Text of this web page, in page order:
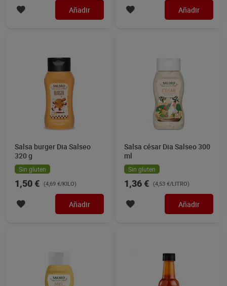
Añadir Añadir
Salsa burger Dia Salseo
320 g
Sin gluten
1,50 € (4,69 €/KILO)
Añadir
Salsa césar Dia Salseo 300
ml
Sin gluten
1,36 € (4,53 €/LITRO)
Añadir